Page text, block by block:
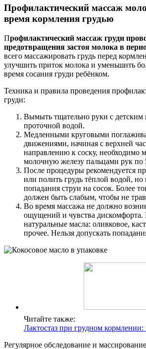
Профилактический массаж
время кормления грудью
Профилактический массаж груди
предотвращения застоя молока в
всего массажировать грудь перед
улучшить приток молока и уменьшить
время сосания груди ребёнком.
Техника и правила проведения
груди:
Вымыть тщательно руки с
проточной водой.
Медленными круговыми
движениями, начиная с верхней
направлению к соску, необходимо
молочную железу пальцами рук по
После процедуры рекомендуется
или полить грудь тёплой водой, но
попадания струи на сосок. Более
должен быть слабым, чтобы не
Во время массажа не должно
ощущений и чувства дискомфорта.
натуральные масла: оливковое,
прочее. Нельзя допускать
Читайте также:
Лактостаз при грудном
Регулярное обследование и